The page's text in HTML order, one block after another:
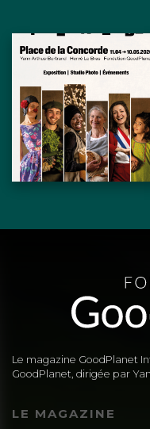
Le magazine GoodPlanet
GoodPlanet, dirigée par
LE MAGAZINE